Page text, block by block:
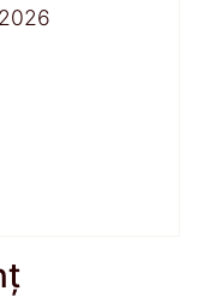
2026